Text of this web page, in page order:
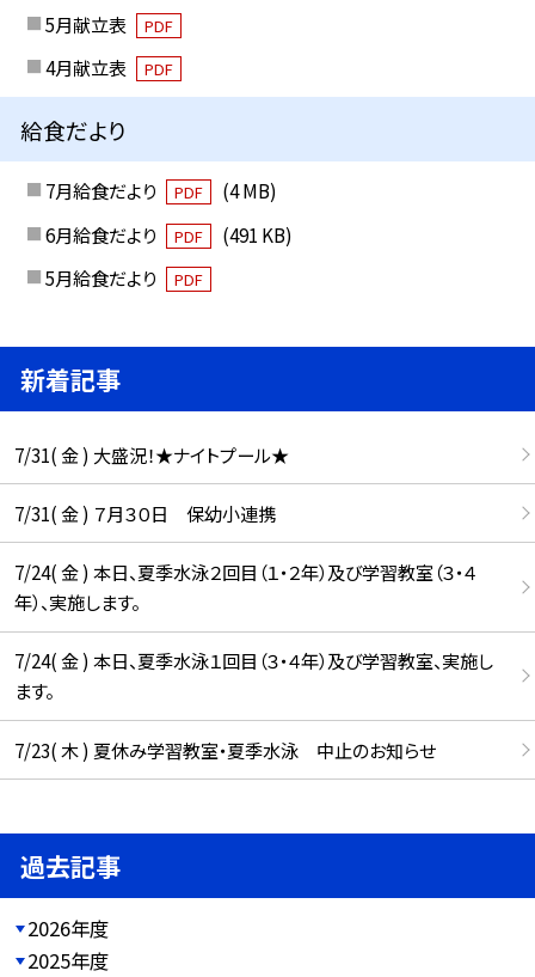
5月献立表 PDF
4月献立表 PDF
給食だより
7月給食だより PDF
(4 MB)
6月給食だより
PDF
(491 KB)
5月給食だより
PDF
新着記事
7/31( 金 ) 大盛況！★ナイトプール★
7/31( 金 ) ７月３０日 保幼小連携
7/24( 金 ) 本日、夏季水泳２回目（１・２年）及び学習教室（３・４
年）、実施します。
7/24( 金 ) 本日、夏季水泳１回目（３・４年）及び学習教室、実施し
ます。
7/23( 木 ) 夏休み学習教室・夏季水泳 中止のお知らせ
過去記事
2026年度
2025年度